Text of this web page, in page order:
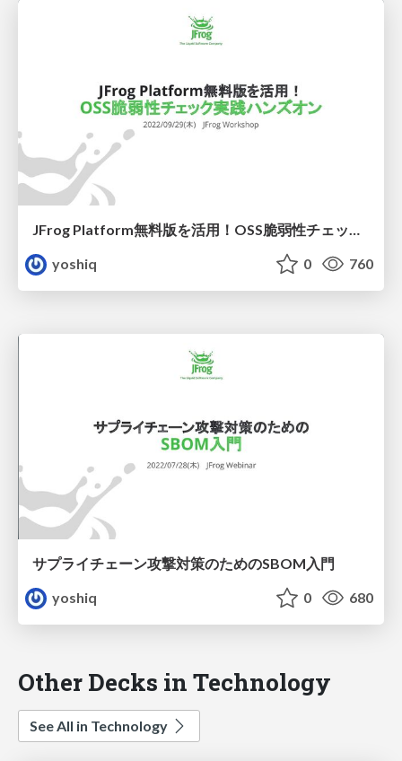
yoshiq
0 760
サプライチェーン攻撃対策のためのSBOM入門
yoshiq
0 680
Other Decks in Technology
See All in Technology